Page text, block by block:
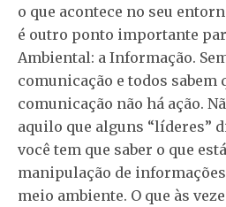
o que acontece no seu
é outro ponto importante
Ambiental: a Informação.
comunicação e todos sabem
comunicação não há ação.
aquilo que alguns “líderes”
você tem que saber o que
manipulação de
meio ambiente. O que às